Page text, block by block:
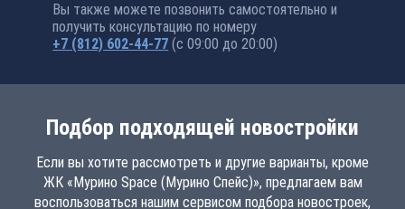
Вы также можете позвонить самостоятельно и
получить консультацию по номеру
+7 (812) 602-44-77 (с 09:00 до 20:00)
Подбор подходящей новостройки
Если вы хотите рассмотреть и другие варианты, кроме
ЖК «Мурино Space (Мурино Спейс)», предлагаем вам
воспользоваться нашим сервисом подбора новостроек,